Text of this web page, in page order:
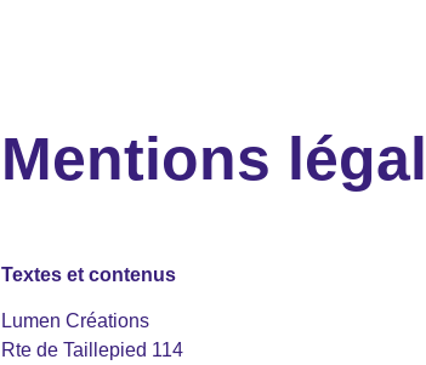
Mentions
Textes et contenus
Lumen Créations
Rte de Taillepied 114